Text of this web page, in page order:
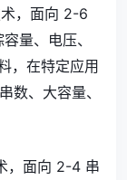
，面向 2-6
量、电压、
，在特定应用
数、大容量、
，面向 2-4 串